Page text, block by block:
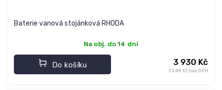
Baterie vanová stojánková RHODA
Na obj. do 14 dní
3 248 Kč bez DPH
3 930 Kč
Do košíku